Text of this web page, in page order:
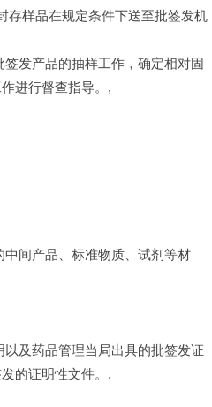
存样品在规定条件下送至批签发机
发产品的抽样工作，确定相对固
进行督查指导。,
间产品、标准物质、试剂等材
及药品管理当局出具的批签发证
的证明性文件。,